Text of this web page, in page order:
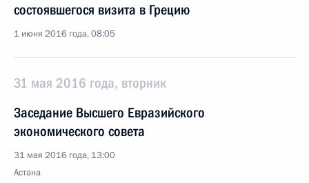
состоявшегося визита в Грецию
1 июня 2016 года, 08:05
31 мая 2016 года, вторник
Заседание Высшего Евразийского
экономического совета
31 мая 2016 года, 13:00
Астана